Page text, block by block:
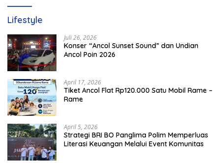
Lifestyle
Juli 26, 2026
Konser “Ancol Sunset Sound” dan Undian
Ancol Poin 2026
April 17, 2026
Tiket Ancol Flat Rp120.000 Satu Mobil Rame –
Rame
April 5, 2026
​Strategi BRI BO Panglima Polim Memperluas
Literasi Keuangan Melalui Event Komunitas